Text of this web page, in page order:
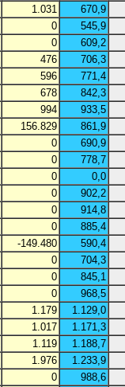
1.031
670,9
0
545,9
0
609,2
476
706,3
596
771,4
678
842,3
994
933,5
156.829
861,9
0
690,9
0
778,7
0
0,0
0
902,2
0
914,8
0
885,4
-149.480
590,4
0
704,3
0
845,1
0
968,5
1.179
1.129,0
1.017
1.171,3
1.119
1.188,7
1.976
1.233,9
0
988,6